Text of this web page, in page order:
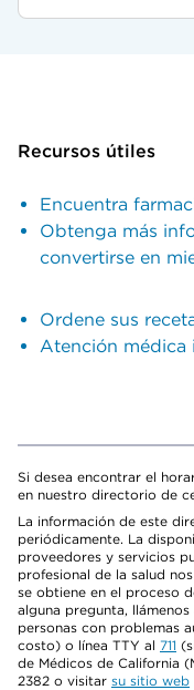
Recursos útiles
Encuentra
Obtenga más
convertirse en
Ordene sus
Atención médica
Si desea encontrar el
en nuestro directorio de
La información de este
periódicamente. La
proveedores y servicios
profesional de la salud
se obtiene en el proceso
alguna pregunta,
personas con problemas
costo) o línea TTY al 711
de Médicos de California
2382 o visitar su sitio web